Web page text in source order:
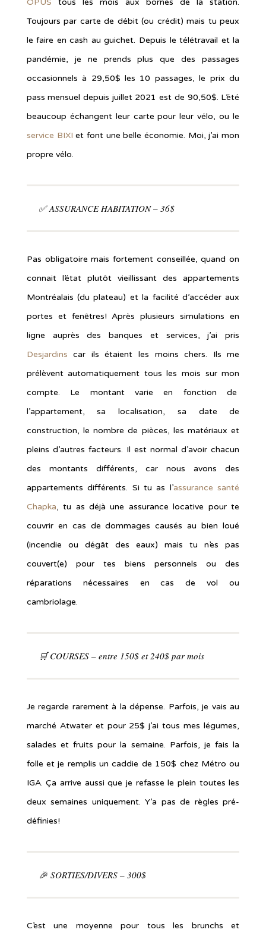
OPUS tous les mois aux bornes de la station.
Toujours par carte de débit (ou crédit) mais tu peux
le faire en cash au guichet. Depuis le télétravail et la
pandémie, je ne prends plus que des passages
occasionnels à 29,50$ les 10 passages, le prix du
pass mensuel depuis juillet 2021 est de 90,50$. L’été
beaucoup échangent leur carte pour leur vélo, ou le
service BIXI et font une belle économie. Moi, j’ai mon
propre vélo.
✅ ASSURANCE HABITATION – 36$
Pas obligatoire mais fortement conseillée, quand on
connait l’état plutôt vieillissant des appartements
Montréalais (du plateau) et la facilité d’accéder aux
portes et fenêtres! Après plusieurs simulations en
ligne auprès des banques et services, j’ai pris
Desjardins car ils étaient les moins chers. Ils me
prélèvent automatiquement tous les mois sur mon
compte. Le montant varie en fonction de
l’appartement, sa localisation, sa date de
construction, le nombre de pièces, les matériaux et
pleins d’autres facteurs. Il est normal d’avoir chacun
des montants différents, car nous avons des
appartements différents. Si tu as l’assurance santé
Chapka, tu as déjà une assurance locative pour te
couvrir en cas de dommages causés au bien loué
(incendie ou dégât des eaux) mais tu n’es pas
couvert(e) pour tes biens personnels ou des
réparations nécessaires en cas de vol ou
cambriolage.
🛒 COURSES – entre 150$ et 240$ par mois
Je regarde rarement à la dépense. Parfois, je vais au
marché Atwater et pour 25$ j’ai tous mes légumes,
salades et fruits pour la semaine. Parfois, je fais la
folle et je remplis un caddie de 150$ chez Métro ou
IGA. Ça arrive aussi que je refasse le plein toutes les
deux semaines uniquement. Y’a pas de règles pré-
définies!
🎉 SORTIES/DIVERS – 300$
C’est une moyenne pour tous les brunchs et